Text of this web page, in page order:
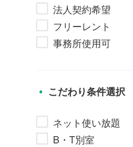
法人契約希望
フリーレント
事務所使用可
こだわり条件選択
ネット使い放題
B・T別室